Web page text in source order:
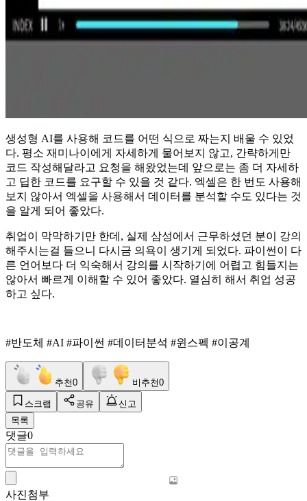
생성형 AI를 사용해 코드를 어떤 식으로 짜는지 배울 수 있었
다. 평소 재미나이에게 자세하게 물어보지 않고, 간략하게만
코드 작성해달라고 요청을 해왔었는데 앞으로는 좀 더 자세하
고 딥한 코드를 요구할 수 있을 것 같다. 엑셀은 한 번도 사용해
보지 않아서 엑셀을 사용해서 데이터를 분석할 수도 있다는 것
을 알게 되어 좋았다.
취업이 막막하기만 한데, 실제 삼성에서 근무하셨던 분이 강의
해주시는걸 들으니 다시금 의욕이 생기게 되었다. 파이썬이 다
른 언어보다 더 익숙해서 강의를 시작하기에 어렵고 힘들지는
않아서 빠르게 이해할 수 있어 좋았다. 열심히 해서 취업 성공
하고 싶다.
#반도체 #AI #파이썬 #데이터분석 #윈스펙 #이공계
추천0 비추천0
스크랩 공유
신고
목록
댓글0
사진첨부